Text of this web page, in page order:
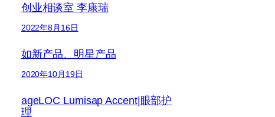
创业相谈室 李康瑞
2022年8月16日
如新产品、明星产品
2020年10月19日
ageLOC Lumisap Accent|眼部护
理